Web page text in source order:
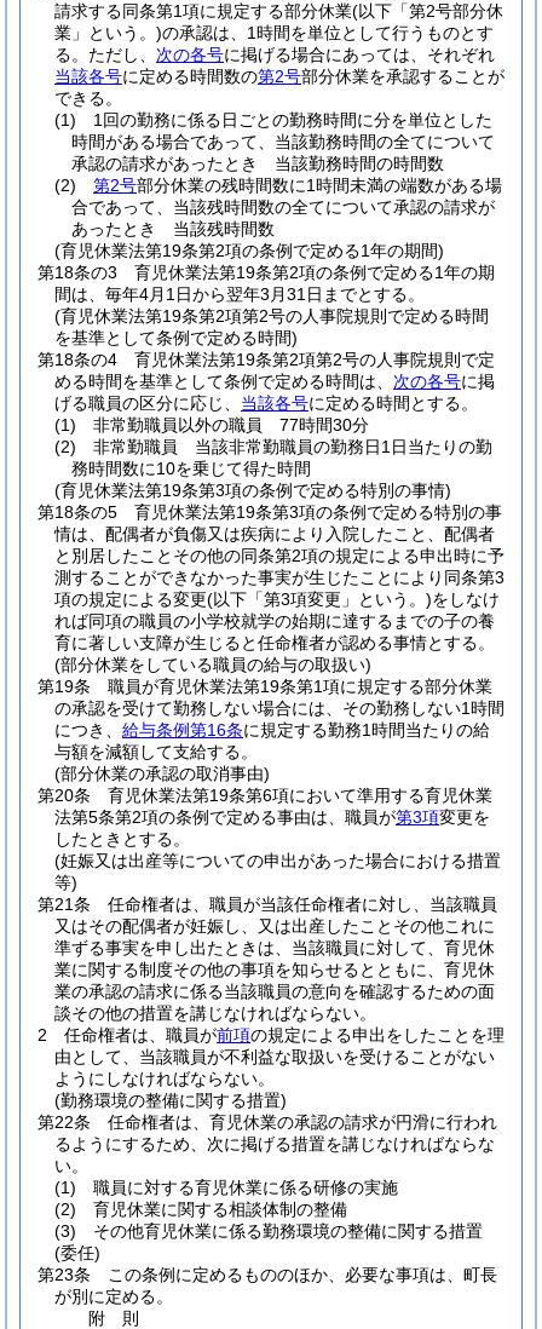
請求する同条第1項に規定する部分休業(以下「第2号部分休
業」という。)の承認は、1時間を単位として行うものとす
る。 ただし、 次の各号に掲げる場合にあっては、それぞれ
当該各号に定める時間数の第2号部分休業を承認することが
できる。
(1)
1回の勤務に係る日ごとの勤務時間に分を単位とした
時間がある場合であって、当該勤務時間の全てについて
承認の請求があったとき 当該勤務時間の時間数
(2)
第2号部分休業の残時間数に1時間未満の端数がある場
合であって、当該残時間数の全てについて承認の請求が
あったとき 当該残時間数
(育児休業法第19条第2項の条例で定める1年の期間)
第18条の3
育児休業法第19条第2項の条例で定める1年の期
間は、毎年4月1日から翌年3月31日までとする。
(育児休業法第19条第2項第2号の人事院規則で定める時間
を基準として条例で定める時間)
第18条の4
育児休業法第19条第2項第2号の人事院規則で定
める時間を基準として条例で定める時間は、 次の各号に掲
げる職員の区分に応じ、 当該各号に定める時間とする。
(1)
非常勤職員以外の職員 77時間30分
(2)
非常勤職員 当該非常勤職員の勤務日1日当たりの勤
務時間数に10を乗じて得た時間
(育児休業法第19条第3項の条例で定める特別の事情)
第18条の5
育児休業法第19条第3項の条例で定める特別の事
情は、配偶者が負傷又は疾病により入院したこと、配偶者
と別居したことその他の同条第2項の規定による申出時に予
測することができなかった事実が生じたことにより同条第3
項の規定による変更(以下「第3項変更」という。)をしなけ
れば同項の職員の小学校就学の始期に達するまでの子の養
育に著しい支障が生じると任命権者が認める事情とする。
(部分休業をしている職員の給与の取扱い)
第19条
職員が育児休業法第19条第1項に規定する部分休業
の承認を受けて勤務しない場合には、その勤務しない1時間
につき、 給与条例第16条に規定する勤務1時間当たりの給
与額を減額して支給する。
(部分休業の承認の取消事由)
第20条
育児休業法第19条第6項において準用する育児休業
法第5条第2項の条例で定める事由は、職員が第3項変更を
したときとする。
(妊娠又は出産等についての申出があった場合における措置
等)
第21条
任命権者は、職員が当該任命権者に対し、当該職員
又はその配偶者が妊娠し、又は出産したことその他これに
準ずる事実を申し出たときは、当該職員に対して、育児休
業に関する制度その他の事項を知らせるとともに、育児休
業の承認の請求に係る当該職員の意向を確認するための面
談その他の措置を講じなければならない。
2
任命権者は、職員が前項の規定による申出をしたことを理
由として、当該職員が不利益な取扱いを受けることがない
ようにしなければならない。
(勤務環境の整備に関する措置)
第22条
任命権者は、育児休業の承認の請求が円滑に行われ
るようにするため、次に掲げる措置を講じなければならな
い。
(1)
職員に対する育児休業に係る研修の実施
(2)
育児休業に関する相談体制の整備
(3)
その他育児休業に係る勤務環境の整備に関する措置
(委任)
第23条
この条例に定めるもののほか、必要な事項は、町長
が別に定める。
附 則